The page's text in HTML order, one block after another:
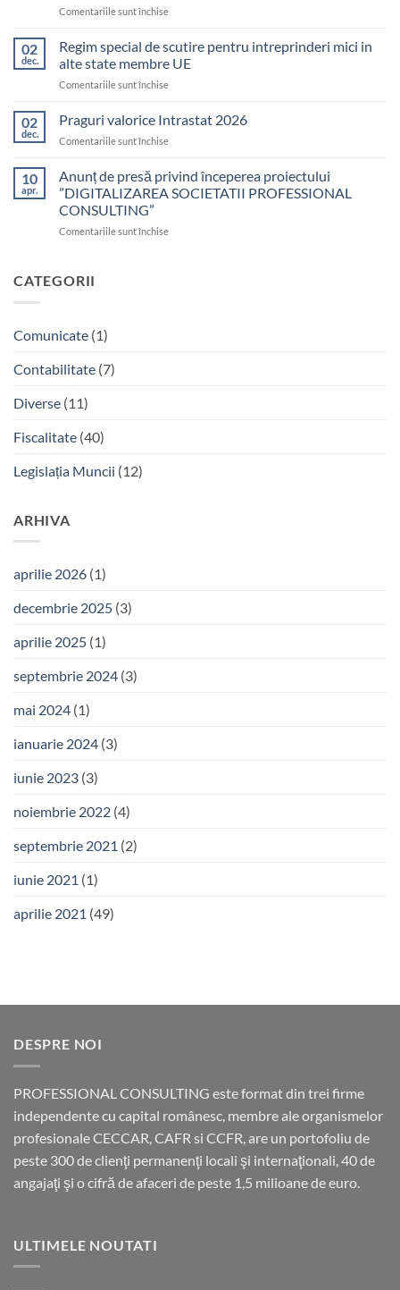
PROFESSIONAL
IN
DATA
28
2026
Comentariile sunt închisepentru
general
evidenta
a
REGES-
02
dec.
Regim special de scutire pentru intreprinderi mici in
alte state membre UE
Comentariile sunt închisepentru
special
scutire
intreprinderi
mici
state
02
dec.
Praguri valorice Intrastat 2026
Comentariile sunt închisepentru
valorice
2026
10
apr.
Anunț de presă privind începerea proiectului
”DIGITALIZAREA SOCIETATII PROFESSIONAL
CONSULTING”
Comentariile sunt închisepentru
CATEGORII
Comunicate (1)
Contabilitate (7)
Diverse (11)
Fiscalitate (40)
Legislația Muncii (12)
ARHIVA
aprilie 2026 (1)
decembrie 2025 (3)
aprilie 2025 (1)
septembrie 2024 (3)
mai 2024 (1)
ianuarie 2024 (3)
iunie 2023 (3)
noiembrie 2022 (4)
septembrie 2021 (2)
iunie 2021 (1)
aprilie 2021 (49)
DESPRE NOI
PROFESSIONAL CONSULTING este format din trei firme
independente cu capital românesc, membre ale organismelor
profesionale CECCAR, CAFR si CCFR, are un portofoliu de
peste 300 de clienţi permanenţi locali şi internaţionali, 40 de
angajaţi şi o cifră de afaceri de peste 1,5 milioane de euro.
ULTIMELE NOUTATI